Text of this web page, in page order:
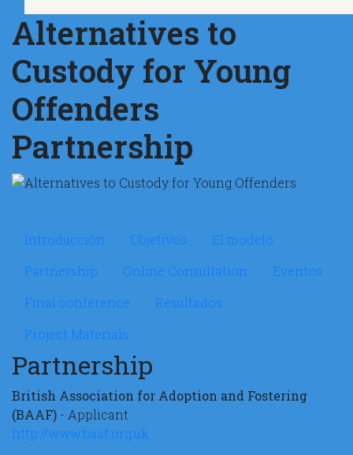
Alternatives to
Custody for Young
Offenders
Partnership
Microsite Alternatives to
Introducción Objetivos
El modelo
Partnership
Online Consultation
Eventos
Final conference
Resultados
Project Materials
Partnership
British Association for Adoption and Fostering
(BAAF) - Applicant
http://www.baaf.org.uk